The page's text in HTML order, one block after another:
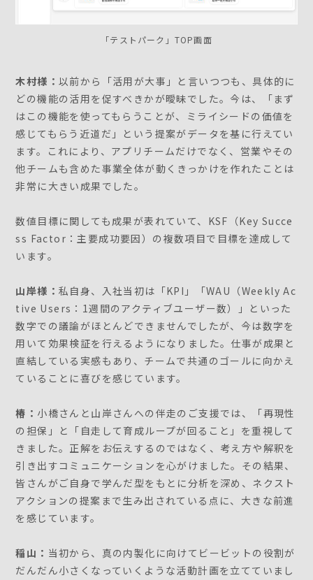
「テストパーク」TOP画面
木村様：以前から「活用が大事」と言いつつも、具体的に
どの機能の活用を促すべきかが曖昧でした。今は、「まず
はこの機能を使ってもらうことが、ミライシードの価値を
感じてもらう近道だ」という提案がデータを基に行えてい
ます。これにより、アプリチームだけでなく、営業やその
他チームも含めた事業全体が動くきっかけを作れたことは
非常に大きい成果でした。
数値目標に関しても成果が表れていて、KSF（Key Succe
ss Factor：主要成功要因）の複数項目で目標を達成して
います。
山岸様：私自身、入社当初は「KPI」「WAU（Weekly Ac
tive Users：1週間のアクティブユーザー数）」といった
数字での議論がほとんどできませんでしたが、今は数字を
用いて効果検証を行えるようになりました。仕事が成果と
直結している実感もあり、チームで共通のゴールに向かえ
ていることに喜びを感じています。
椿： 小橋さんと山岸さんへの伴走のご支援では、「再現性
の担保」と「自走して育成ループが回ること」を重視して
きました。正解をお伝えするのではなく、考え方や解釈を
引き出すコミュニケーションを心がけました。その結果、
皆さんがご自身で学んだ型をもとに分析を深め、ネクスト
アクションの提案まで生み出されている点に、大きな前進
を感じています。
稲山： 当初から、真の内製化に向けてビービットの役割が
だんだん小さくなっていくような活動計画を立てていまし